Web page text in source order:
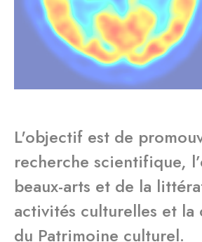
L'objectif est de
recherche scientifique,
beaux-arts et de la
activités culturelles et la
du Patrimoine culturel.